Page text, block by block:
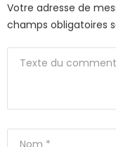
Votre adresse de
champs obligatoires